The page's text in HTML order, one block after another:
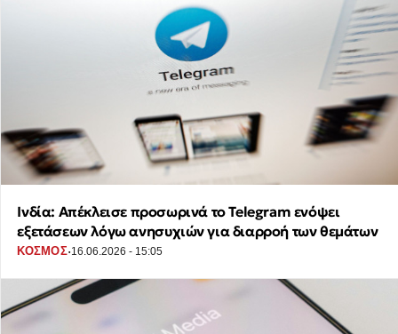
Ινδία: Απέκλεισε προσωρινά το Telegram ενόψει
εξετάσεων λόγω ανησυχιών για διαρροή των θεμάτων
ΚΟΣΜΟΣ·16.06.2026 - 15:05